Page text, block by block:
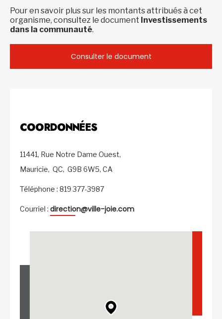
Pour en savoir plus sur les montants attribués à cet
organisme, consultez le document Investissements
dans la communauté.
Consulter le document
COORDONNÉES
11441, Rue Notre Dame Ouest,
Mauricie, QC, G9B 6W5, CA
Téléphone : 819 377-3987
Courriel : direction@ville-joie.com